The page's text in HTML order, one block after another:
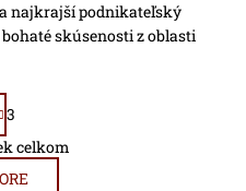
najkrajší podnikateľský
skúsenosti z oblasti
O
v
S
t
r
á
n
3
celkom